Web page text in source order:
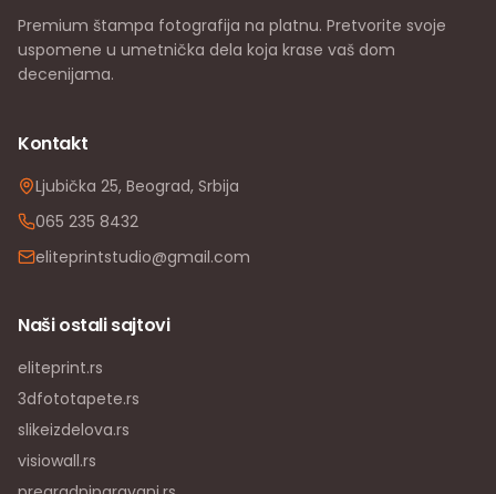
Premium štampa fotografija na platnu. Pretvorite svoje
uspomene u umetnička dela koja krase vaš dom
decenijama.
Kontakt
Ljubička 25, Beograd, Srbija
065 235 8432
eliteprintstudio@gmail.com
Naši ostali sajtovi
eliteprint.rs
3dfototapete.rs
slikeizdelova.rs
visiowall.rs